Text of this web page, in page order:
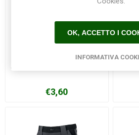
€3,60
OK, ACCETTO I
INFORMATIVA